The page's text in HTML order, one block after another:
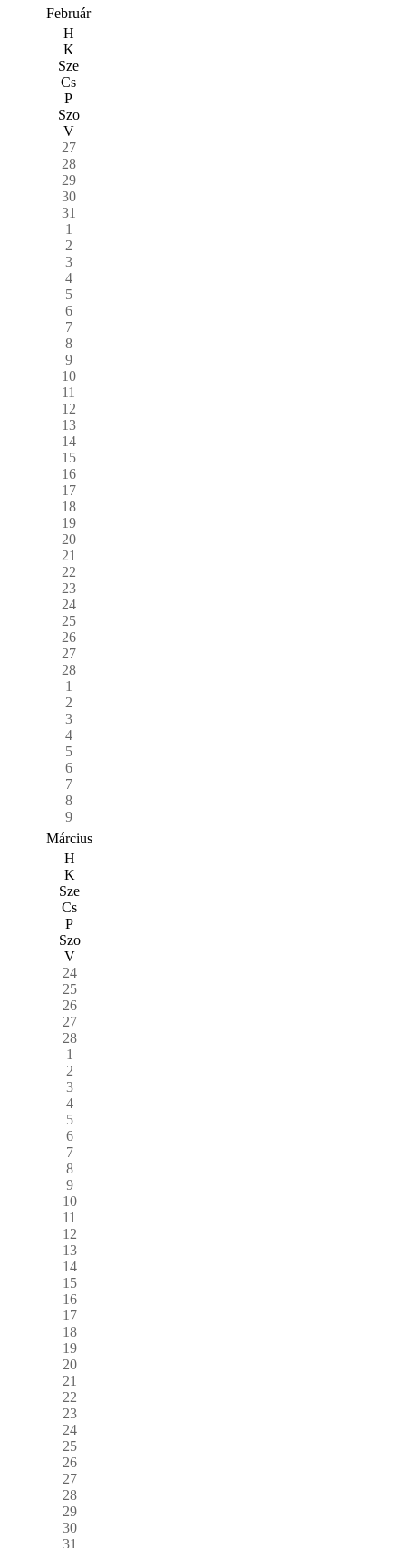
Február
H
K
Sze
Cs
P
Szo
V
27
28
29
30
31
1
2
3
4
5
6
7
8
9
10
11
12
13
14
15
16
17
18
19
20
21
22
23
24
25
26
27
28
1
2
3
4
5
6
7
8
9
Március
H
K
Sze
Cs
P
Szo
V
24
25
26
27
28
1
2
3
4
5
6
7
8
9
10
11
12
13
14
15
16
17
18
19
20
21
22
23
24
25
26
27
28
29
30
31